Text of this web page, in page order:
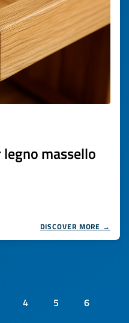
massello
DISCOVER MORE →
4 5
6